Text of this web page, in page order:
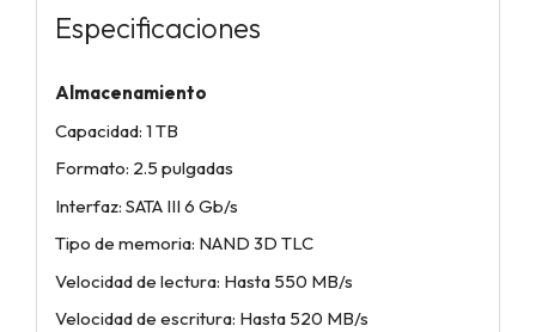
Especificaciones
Almacenamiento
Capacidad: 1 TB
Formato: 2.5 pulgadas
Interfaz: SATA III 6 Gb/s
Tipo de memoria: NAND 3D TLC
Velocidad de lectura: Hasta 550 MB/s
Velocidad de escritura: Hasta 520 MB/s